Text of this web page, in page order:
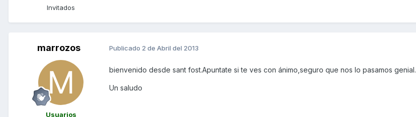
Invitados
marrozos
Usuarios
Publicado 2 de Abril del 2013
bienvenido desde sant fost.Apuntate si te ves con ánimo,seguro que nos lo pasamos genial.
Un saludo